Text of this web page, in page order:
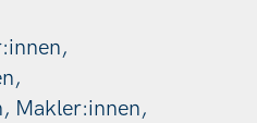
Makler:innen,